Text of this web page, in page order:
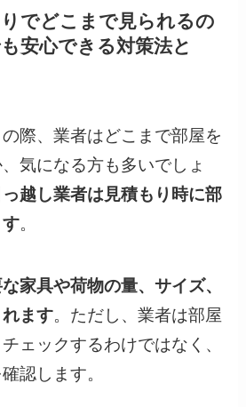
でどこまで見られるの
安心できる対策法と
際、業者はどこまで部屋を
気になる方も多いでしょ
越し業者は見積もり時に部
。
家具や荷物の量、サイズ、
ます。ただし、業者は部屋
ェックするわけではなく、
認します。